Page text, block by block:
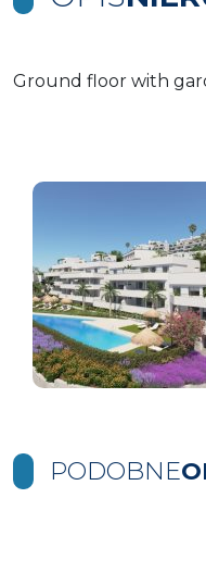
Ground floor with
PODOBNE